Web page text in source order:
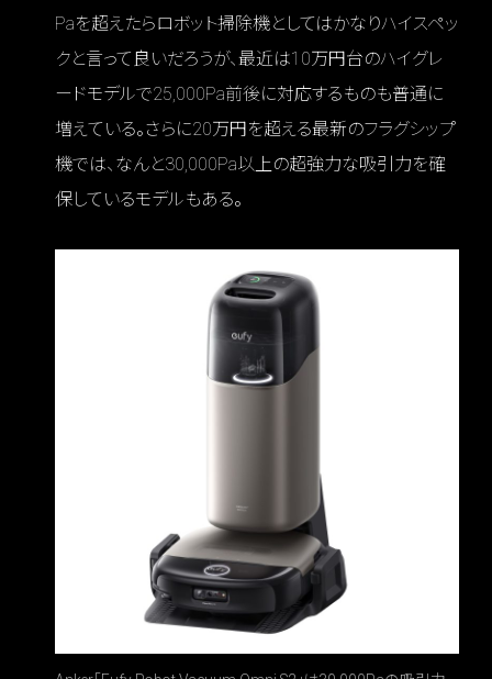
Paを超えたらロボット掃除機としてはかなりハイスペッ
クと言って良いだろうが、最近は10万円台のハイグレ
ードモデルで25,000Pa前後に対応するものも普通に
増えている。さらに20万円を超える最新のフラグシップ
機では、なんと30,000Pa以上の超強力な吸引力を確
保しているモデルもある。